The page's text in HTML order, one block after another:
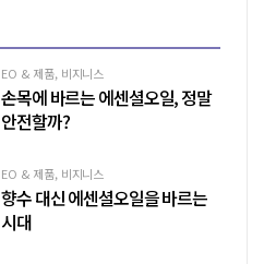
EO & 제품, 비지니스
손목에 바르는 에센셜오일, 정말
안전할까?
EO & 제품, 비지니스
향수 대신 에센셜오일을 바르는
시대